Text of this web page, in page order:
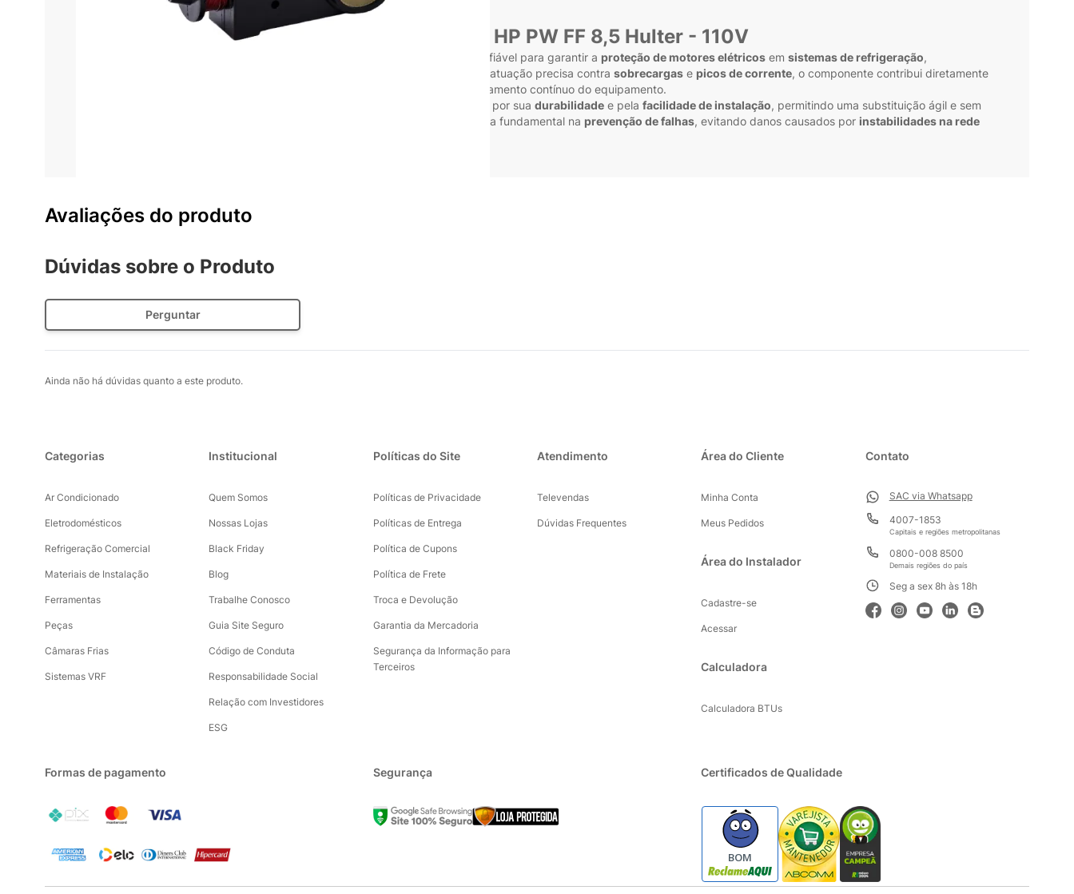
Relé Embraco 1/4 HP PW FF 8,5 Hulter - 110V
é uma solução eficiente e confiável para garantir a proteção de motores elétricos em sistemas de refrigeração,
. Com atuação precisa contra sobrecargas e picos de corrente, o componente contribui diretamente
ao funcionamento contínuo do equipamento.
é reconhecido por sua durabilidade e pela facilidade de instalação, permitindo uma substituição ágil e sem
, ele atua como uma peça fundamental na prevenção de falhas, evitando danos causados por instabilidades na rede
Avaliações do produto
Dúvidas sobre o Produto
Perguntar
Ainda não há dúvidas quanto a este produto.
Categorias
Ar Condicionado
Eletrodomésticos
Refrigeração Comercial
Materiais de Instalação
Ferramentas
Peças
Câmaras Frias
Sistemas VRF
Institucional
Quem Somos
Nossas Lojas
Black Friday
Blog
Trabalhe Conosco
Guia Site Seguro
Código de Conduta
Responsabilidade Social
Relação com Investidores
ESG
Políticas do Site
Políticas de Privacidade
Políticas de Entrega
Política de Cupons
Política de Frete
Troca e Devolução
Garantia da Mercadoria
Segurança da Informação para
Terceiros
Atendimento
Televendas
Dúvidas Frequentes
Área do Cliente
Minha Conta
Meus Pedidos
Área do Instalador
Cadastre-se
Acessar
Calculadora
Calculadora BTUs
Contato
SAC via Whatsapp
4007-1853
Capitais e regiões metropolitanas
0800-008 8500
Demais regiões do país
Seg a sex 8h às 18h
Formas de pagamento Segurança Certificados de Qualidade
BOM